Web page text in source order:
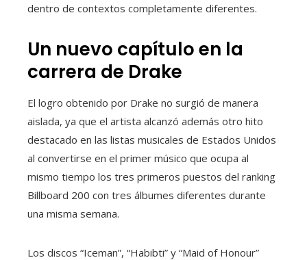
dentro de contextos completamente diferentes.
Un nuevo capítulo en la
carrera de Drake
El logro obtenido por Drake no surgió de manera
aislada, ya que el artista alcanzó además otro hito
destacado en las listas musicales de Estados Unidos
al convertirse en el primer músico que ocupa al
mismo tiempo los tres primeros puestos del ranking
Billboard 200 con tres álbumes diferentes durante
una misma semana.
Los discos “Iceman”, “Habibti” y “Maid of Honour”